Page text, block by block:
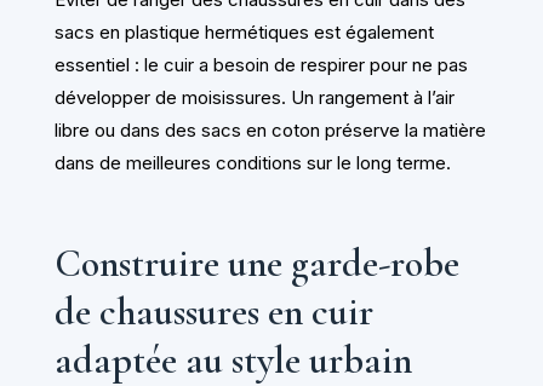
sacs en plastique hermétiques est également
essentiel : le cuir a besoin de respirer pour ne pas
développer de moisissures. Un rangement à l’air
libre ou dans des sacs en coton préserve la matière
dans de meilleures conditions sur le long terme.
Construire une garde-robe
de chaussures en cuir
adaptée au style urbain